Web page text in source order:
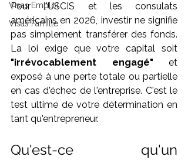
Visas Emploi
Visas Famille
Pour l'USCIS et les consulats
américains en 2026, investir ne signifie
pas simplement transférer des fonds.
"irrévocablement engagé" et
exposé à une perte totale ou partielle
en cas d'échec de l'entreprise. C'est le
test ultime de votre détermination en
tant qu'entrepreneur.
Qu'est-ce qu'un